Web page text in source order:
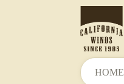
HOME